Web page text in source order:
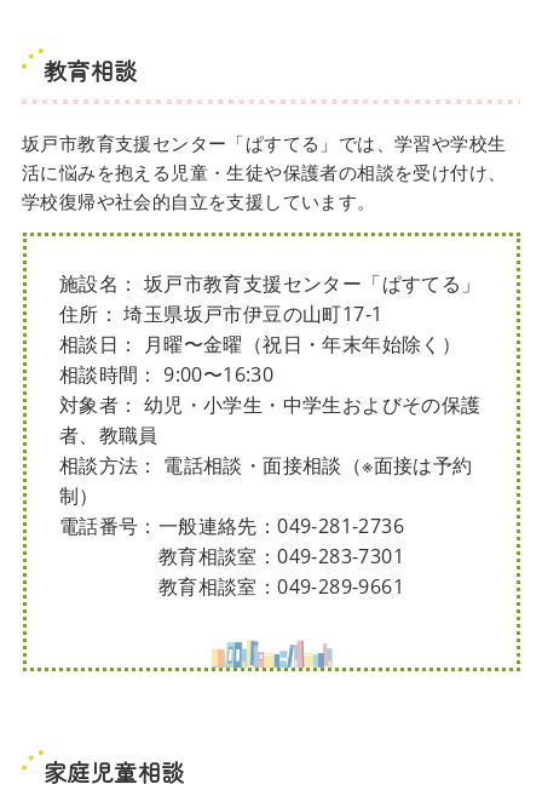
教育相談
坂戸市教育支援センター「ぱすてる」では、学習や学校生
活に悩みを抱える児童・生徒や保護者の相談を受け付け、
学校復帰や社会的自立を支援しています。
施設名： 坂戸市教育支援センター「ぱすてる」
住所： 埼玉県坂戸市伊豆の山町17-1
相談日： 月曜〜金曜（祝日・年末年始除く）
相談時間： 9:00〜16:30
対象者： 幼児・小学生・中学生およびその保護
者、教職員
相談方法： 電話相談・面接相談（※面接は予約
制）
電話番号：一般連絡先：049-281-2736
教育相談室：049-283-7301
教育相談室：049-289-9661
家庭児童相談